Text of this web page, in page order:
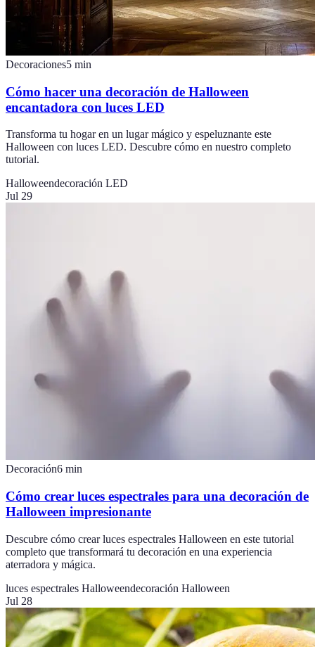
Decoraciones5 min
Cómo hacer una decoración de Halloween
encantadora con luces LED
Transforma tu hogar en un lugar mágico y espeluznante este
Halloween con luces LED. Descubre cómo en nuestro completo
tutorial.
Halloweendecoración LED
Jul 29
Decoración6 min
Cómo crear luces espectrales para una decoración de
Halloween impresionante
Descubre cómo crear luces espectrales Halloween en este tutorial
completo que transformará tu decoración en una experiencia
aterradora y mágica.
luces espectrales Halloweendecoración Halloween
Jul 28